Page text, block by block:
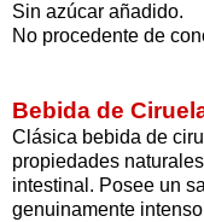
Sin azúcar añadido.
No procedente de
Bebida de
Clásica bebida de
propiedades
intestinal. Posee un
genuinamente